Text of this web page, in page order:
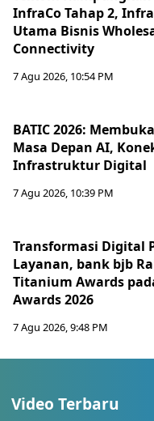
InfraCo Tahap 2,
Utama Bisnis
Connectivity
7 Agu 2026, 10:54 PM
BATIC 2026:
Masa Depan AI,
Infrastruktur Digital
7 Agu 2026, 10:39 PM
Transformasi Digital
Layanan, bank bjb
Titanium Awards
Awards 2026
7 Agu 2026, 9:48 PM
Video Terbaru